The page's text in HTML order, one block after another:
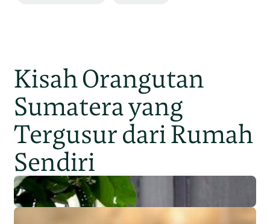
Kisah Orangutan
Sumatera yang
Tergusur dari Rumah
Sendiri